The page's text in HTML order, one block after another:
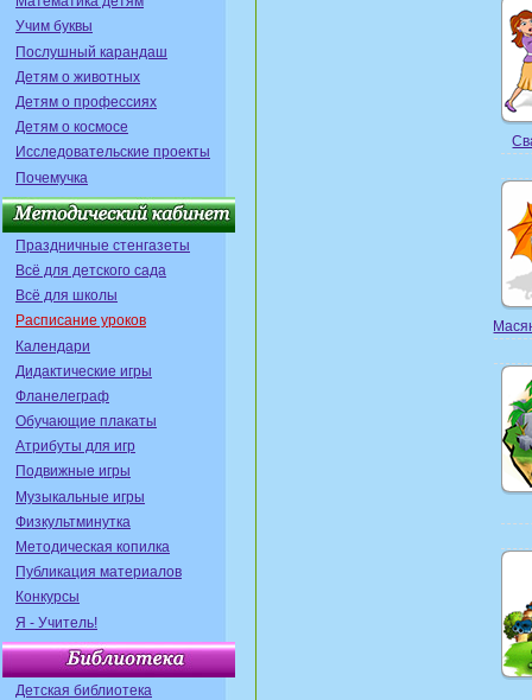
Учим буквы
Послушный карандаш
Детям о животных
Детям о профессиях
Детям о космосе
Исследовательские проекты
Почемучка
Праздничные стенгазеты
Всё для детского сада
Всё для школы
Расписание уроков
Календари
Дидактические игры
Фланелеграф
Обучающие плакаты
Атрибуты для игр
Подвижные игры
Музыкальные игры
Физкультминутка
Методическая копилка
Публикация материалов
Конкурсы
Я - Учитель!
Детская библиотека